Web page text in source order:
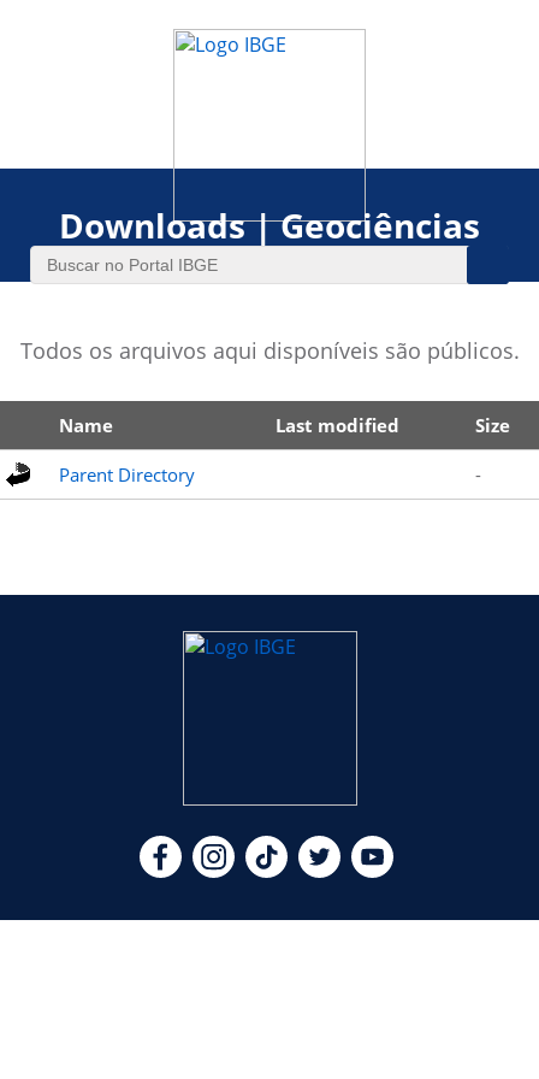
Downloads | Geociências
Todos os arquivos aqui disponíveis são públicos.
Name Last modified Size
Parent Directory -